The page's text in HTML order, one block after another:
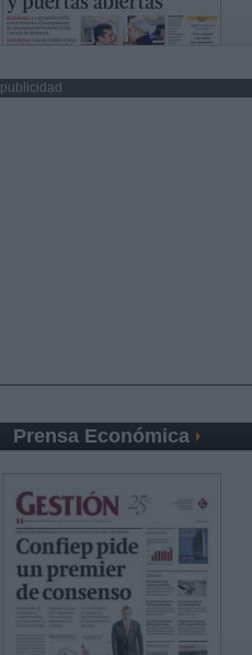
publicidad
Prensa Económica